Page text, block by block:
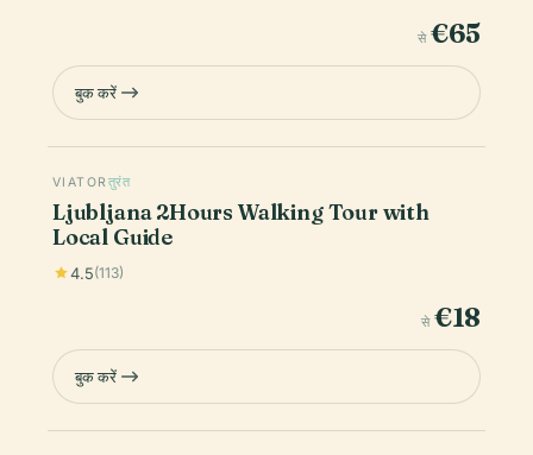
से €65
बुक करें
VIATOR तुरंत
Ljubljana 2Hours Walking Tour with
Local Guide
4.5(113)
से €18
बुक करें